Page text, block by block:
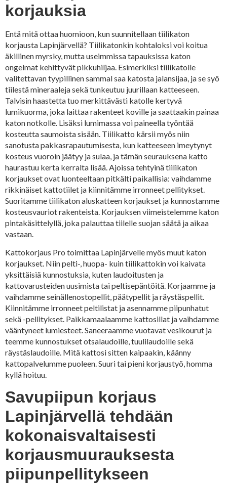
korjauksia
Entä mitä ottaa huomioon, kun suunnitellaan tiilikaton
korjausta Lapinjärvellä? Tiilikatonkin kohtaloksi voi koitua
äkillinen myrsky, mutta useimmissa tapauksissa katon
ongelmat kehittyvät pikkuhiljaa. Esimerkiksi tiilikatolle
valitettavan tyypillinen sammal saa katosta jalansijaa, ja se syö
tiilestä mineraaleja sekä tunkeutuu juurillaan katteeseen.
Talvisin haastetta tuo merkittävästi katolle kertyvä
lumikuorma, joka laittaa rakenteet koville ja saattaakin painaa
katon notkolle. Lisäksi lumimassa voi paineella työntää
kosteutta saumoista sisään. Tiilikatto kärsii myös niin
sanotusta pakkasrapautumisesta, kun katteeseen imeytynyt
kosteus vuoroin jäätyy ja sulaa, ja tämän seurauksena katto
haurastuu kerta kerralta lisää. Ajoissa tehtyinä tiilikaton
korjaukset ovat luonteeltaan pitkälti paikallisia: vaihdamme
rikkinäiset kattotiilet ja kiinnitämme irronneet pellitykset.
Suoritamme tiilikaton aluskatteen korjaukset ja kunnostamme
kosteusvauriot rakenteista. Korjauksen viimeistelemme katon
pintakäsittelyllä, joka palauttaa tiilelle suojan säätä ja aikaa
vastaan.
Kattokorjaus Pro toimittaa Lapinjärvelle myös muut katon
korjaukset. Niin pelti-, huopa- kuin tiilikattokin voi kaivata
yksittäisiä kunnostuksia, kuten laudoitusten ja
kattovarusteiden uusimista tai peltisepäntöitä. Korjaamme ja
vaihdamme seinällenostopellit, päätypellit ja räystäspellit.
Kiinnitämme irronneet peltilistat ja asennamme piipunhatut
sekä -pellitykset. Paikkamaalaamme kattosillat ja vaihdamme
vääntyneet lumiesteet. Saneeraamme vuotavat vesikourut ja
teemme kunnostukset otsalaudoille, tuulilaudoille sekä
räystäslaudoille. Mitä kattosi sitten kaipaakin, käänny
kattopalvelumme puoleen. Suuri tai pieni korjaustyö, homma
kyllä hoituu.
Savupiipun korjaus
Lapinjärvellä tehdään
kokonaisvaltaisesti
korjausmuurauksesta
piipunpellitykseen